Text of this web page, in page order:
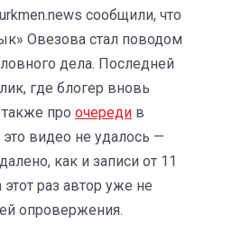
сообщили, что
Овезова стал поводом
дела. Последней
где блогер вновь
про очереди в
видео не удалось —
как и записи от 11
раз автор уже не
опровержения.